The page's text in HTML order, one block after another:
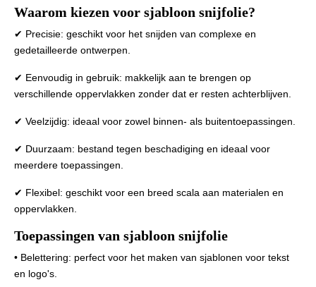
Waarom kiezen voor sjabloon snijfolie?
✔ Precisie: geschikt voor het snijden van complexe en
gedetailleerde ontwerpen.
✔ Eenvoudig in gebruik: makkelijk aan te brengen op
verschillende oppervlakken zonder dat er resten achterblijven.
✔ Veelzijdig: ideaal voor zowel binnen- als buitentoepassingen.
✔ Duurzaam: bestand tegen beschadiging en ideaal voor
meerdere toepassingen.
✔ Flexibel: geschikt voor een breed scala aan materialen en
oppervlakken.
Toepassingen van sjabloon snijfolie
• Belettering: perfect voor het maken van sjablonen voor tekst
en logo's.